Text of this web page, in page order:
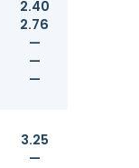
2.40
2.76
—
—
—
3.25
—